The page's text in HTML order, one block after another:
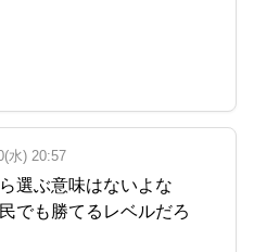
水) 20:57
選ぶ意味はないよな
でも勝てるレベルだろ